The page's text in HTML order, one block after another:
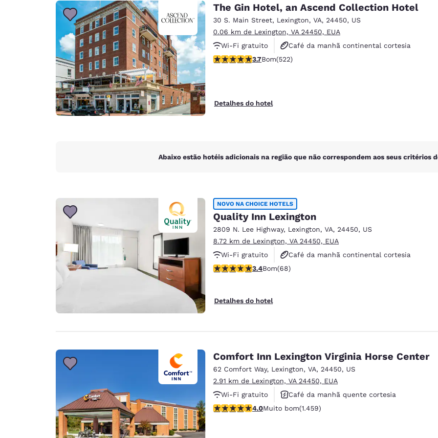
Français Español English
Deutschland
Deutsch
Germany España
Spain
English
Ireland
The Gin Hotel, an Ascend Collection Hotel
30 S. Main Street, Lexington, VA, 24450, US
0.06 km de Lexington, VA 24450, EUA
Wi-Fi gratuito
Café da manhã continental cortesia
Não fumante
classificação 3.74 estrelas. Bom. 522 avaliações
3.7Bom(522)
Detalhes do hotel
Abaixo estão hotéis adicionais na região que não correspondem aos seus critérios
NOVO NA CHOICE HOTELS
Quality Inn Lexington
2809 N. Lee Highway, Lexington, VA, 24450, US
8.72 km de Lexington, VA 24450, EUA
Wi-Fi gratuito
Café da manhã continental cortesia
Aceita animais de estimação
classificação 3.38 estrelas. Bom. 68 avaliações
3.4Bom(68)
Detalhes do hotel
Comfort Inn Lexington Virginia Horse Center
62 Comfort Way, Lexington, VA, 24450, US
2.91 km de Lexington, VA 24450, EUA
Wi-Fi gratuito
Café da manhã quente cortesia
Aceita animais de estimação
classificação 4.03 estrelas. Muito bom. 1459 avaliações
4.0Muito bom(1.459)